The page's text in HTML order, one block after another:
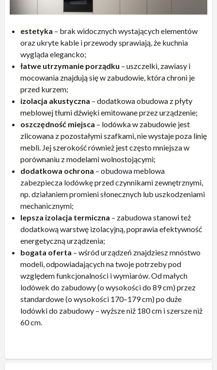
estetyka – brak widocznych wystających elementów
oraz ukryte kable i przewody sprawiają, że kuchnia
wygląda elegancko;
łatwe utrzymanie porządku – uszczelki, zawiasy i
mocowania znajdują się w zabudowie, która chroni je
przed kurzem;
izolacja akustyczna – dodatkowa obudowa z płyty
meblowej tłumi dźwięki emitowane przez urządzenie;
oszczędność miejsca – lodówka w zabudowie jest
zlicowana z pozostałymi szafkami, nie wystaje poza linię
mebli. Jej szerokość również jest często mniejsza w
porównaniu z modelami wolnostojącymi;
dodatkowa ochrona – obudowa meblowa
zabezpiecza lodówkę przed czynnikami zewnętrznymi,
np. działaniem promieni słonecznych lub uszkodzeniami
mechanicznymi;
lepsza izolacja termiczna – zabudowa stanowi też
dodatkową warstwę izolacyjną, poprawia efektywność
energetyczną urządzenia;
bogata oferta – wśród urządzeń znajdziesz mnóstwo
modeli, odpowiadających na twoje potrzeby pod
względem funkcjonalności i wymiarów. Od małych
lodówek do zabudowy (o wysokości do 89 cm) przez
standardowe (o wysokości 170–179 cm) po duże
lodówki do zabudowy – wyższe niż 180 cm i szersze niż
60 cm.